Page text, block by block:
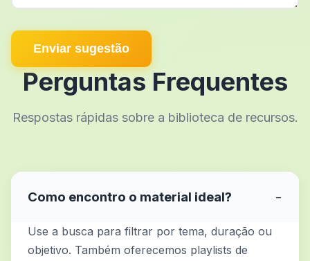
Enviar sugestão
Perguntas Frequentes
Respostas rápidas sobre a biblioteca de recursos.
Como encontro o material ideal? −
Use a busca para filtrar por tema, duração ou
objetivo. Também oferecemos playlists de